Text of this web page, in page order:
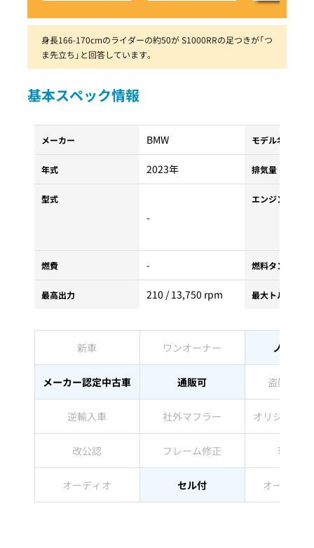
身長166-170cmのライダーの約50が S1000RRの足つきが「つ
ま先立ち」と回答しています。
基本スペック情報
メーカー BMW モデル名
年式 2023年 排気量
型式
-
エンジンタイプ
燃費 - 燃料タンク容量
最高出力 210 / 13,750 rpm 最大トルク
新車 ワンオーナー ノーマ
メーカー認定中古車 通販可 盗難防止
逆輸入車 社外マフラー オリジナル
改公認 フレーム修正 現状販
オーディオ セル付 オートマ